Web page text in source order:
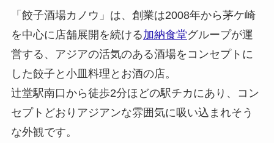
「餃子酒場カノウ」は、創業は2008年から茅ケ崎
を中心に店舗展開を続ける加納食堂グループが運
営する、アジアの活気のある酒場をコンセプトに
した餃子と小皿料理とお酒の店。
辻堂駅南口から徒歩2分ほどの駅チカにあり、コン
セプトどおりアジアンな雰囲気に吸い込まれそう
な外観です。